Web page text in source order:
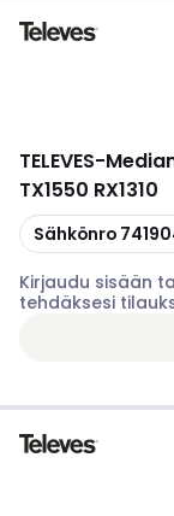
TELEVES-
TX1550 RX1310
Kopioi
Sähkönro
Kirjaudu sisään
tehdäksesi